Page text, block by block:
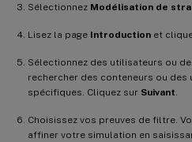
Sélectionnez Modélisation de
Lisez la page Introduction et
Sélectionnez des utilisateurs ou
rechercher des conteneurs ou
spécifiques. Cliquez sur Suivant
Choisissez vos preuves de filtre.
affiner votre simulation en